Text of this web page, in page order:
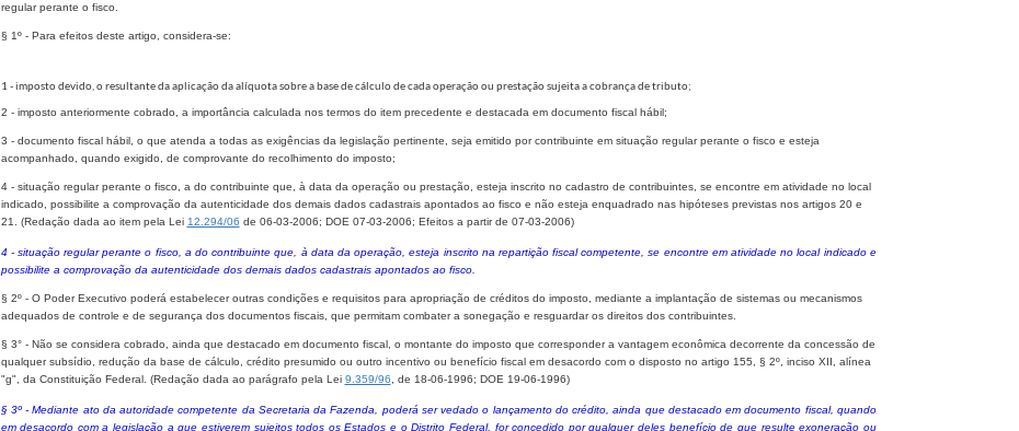
regular perante o fisco.
§ 1º - Para efeitos deste artigo, considera-se:
1 - imposto devido, o resultante da aplicação da alíquota sobre a base de cálculo de cada operação ou prestação sujeita a cobrança de tributo;
2 - imposto anteriormente cobrado, a importância calculada nos termos do item precedente e destacada em documento fiscal hábil;
3 - documento fiscal hábil, o que atenda a todas as exigências da legislação pertinente, seja emitido por contribuinte em situação regular perante o fisco e esteja
acompanhado, quando exigido, de comprovante do recolhimento do imposto;
4 - situação regular perante o fisco, a do contribuinte que, à data da operação ou prestação, esteja inscrito no cadastro de contribuintes, se encontre em atividade no local
indicado, possibilite a comprovação da autenticidade dos demais dados cadastrais apontados ao fisco e não esteja enquadrado nas hipóteses previstas nos artigos 20 e
21. (Redação dada ao item pela Lei 12.294/06 de 06-03-2006; DOE 07-03-2006; Efeitos a partir de 07-03-2006)
4 - situação regular perante o fisco, a do contribuinte que, à data da operação, esteja inscrito na repartição fiscal competente, se encontre em atividade no local indicado e
possibilite a comprovação da autenticidade dos demais dados cadastrais apontados ao fisco.
§ 2º - O Poder Executivo poderá estabelecer outras condições e requisitos para apropriação de créditos do imposto, mediante a implantação de sistemas ou mecanismos
adequados de controle e de segurança dos documentos fiscais, que permitam combater a sonegação e resguardar os direitos dos contribuintes.
§ 3° - Não se considera cobrado, ainda que destacado em documento fiscal, o montante do imposto que corresponder a vantagem econômica decorrente da concessão de
qualquer subsídio, redução da base de cálculo, crédito presumido ou outro incentivo ou benefício fiscal em desacordo com o disposto no artigo 155, § 2º, inciso XII, alínea
"g", da Constituição Federal. (Redação dada ao parágrafo pela Lei 9.359/96 , de 18-06-1996; DOE 19-06-1996)
§ 3º - Mediante ato da autoridade competente da Secretaria da Fazenda, poderá ser vedado o lançamento do crédito, ainda que destacado em documento fiscal, quando
em desacordo com a legislação a que estiverem sujeitos todos os Estados e o Distrito Federal, for concedido por qualquer deles benefício de que resulte exoneração ou